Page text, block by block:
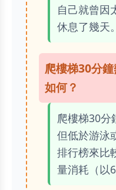
自己就曾因
休息了幾天。
爬樓梯30分
如何？
爬樓梯30分
但低於游泳
排行榜來比
量消耗（以